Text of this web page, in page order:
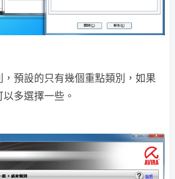
預設的只有幾個重點類別，如果
多選擇一些。